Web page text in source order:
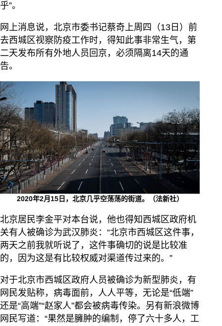
乎”。
网上消息说，北京市委书记蔡奇上周四（13日）前
去西城区视察防疫工作时，得知此事非常生气，第
二天发布所有外地人员回京，必须隔离14天的通
告。
2020年2月15日，北京几乎空荡荡的街道。（法新社）
北京居民李金平对本台说，他也得知西城区政府机
关有人被确诊为武汉肺炎：“北京市西城区这件事，
两天之前我就听说了，这件事确切的说是比较准
的，因为这是有比较权威对渠道传过来的。”
对于北京市西城区政府人员被确诊为新型肺炎，有
网民发贴称，病毒面前，人人平等，无论是“低端”
还是“高端”“赵家人”都会被病毒传染。另有新浪微博
网民写道：“果然是臃肿的编制，停了六十多人，工